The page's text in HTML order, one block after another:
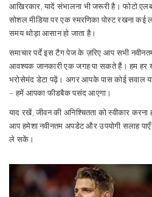
आखिरकार, यादें संभालना भी जरूरी है। फोटो
सोशल मीडिया पर एक स्मरणिका पोस्ट रखना
समय थोड़ा आसान हो जाता है।
समाचार पर्दे इस टैग पेज के ज़रिए आप सभी
आवश्यक जानकारी एक जगह पा सकते हैं। हम हर
भरोसेमंद डेटा पढ़ें। अगर आपके पास कोई सवाल या
– हमें आपका फीडबैक पसंद आएगा।
याद रखें, जीवन की अनिश्चितता को स्वीकार
आप हमेशा नवीनतम अपडेट और उपयोगी सलाह
ले सकें।